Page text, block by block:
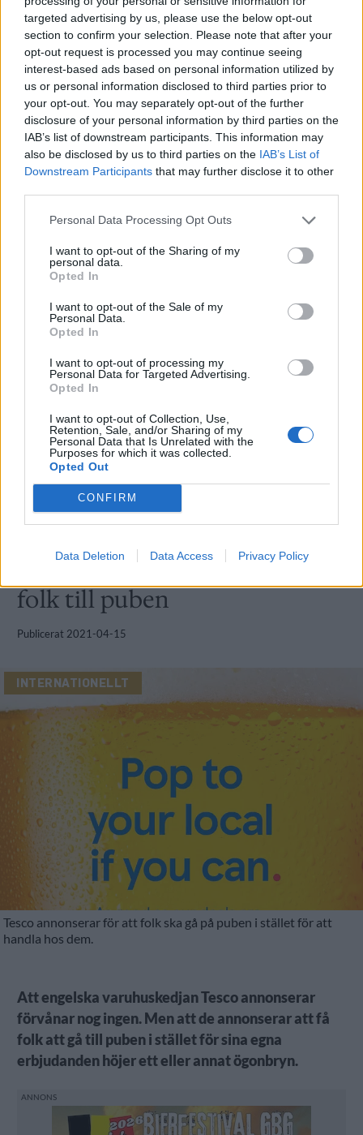
targeted advertising by us, please use the below opt-out
section to confirm your selection. Please note that after your
opt-out request is processed you may continue seeing
interest-based ads based on personal information utilized by
us or personal information disclosed to third parties prior to
your opt-out. You may separately opt-out of the further
disclosure of your personal information by third parties on the
IAB’s list of downstream participants. This information may
also be disclosed by us to third parties on the IAB’s List of
Downstream Participants that may further disclose it to other
Personal Data Processing Opt Outs
I want to opt-out of the Sharing of my
personal data.
Opted In
I want to opt-out of the Sale of my
Personal Data.
Opted In
I want to opt-out of processing my
Personal Data for Targeted Advertising.
Opted In
I want to opt-out of Collection, Use,
Retention, Sale, and/or Sharing of my
Personal Data that Is Unrelated with the
Purposes for which it was collected.
Opted Out
CONFIRM
Data Deletion Data Access Privacy Policy
“Systembolaget tar bort en del av
kreativiteten”
Borttappad USA-öl får ny chans på Bryggan
Stigbergets handplockar 95 procent av sin
humle
folk till puben
Publicerat 2021-04-15
INTERNATIONELLT
Tesco annonserar för att folk ska gå på puben i stället för att
handla hos dem.
Att engelska varuhuskedjan Tesco annonserar
förvånar nog ingen. Men att de annonserar att få
folk att gå till puben i stället för sina egna
erbjudanden höjer ett eller annat ögonbryn.